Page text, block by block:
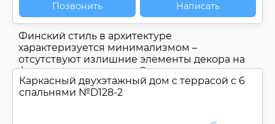
Позвонить Написать
Финский стиль в архитектуре
характеризуется минимализмом –
отсутствуют излишние элементы декора на
фасадах и в интерьере. Это достигается за
счет использования натуральных
материалов, четких линий. Ощущение
Каркасный двухэтажный дом c террасой с 6
спальнями №D128-2